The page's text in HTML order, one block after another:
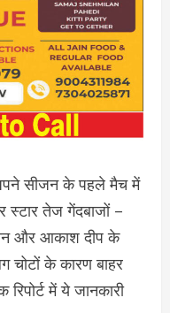
सीजन के पहले मैच में
स्टार तेज गेंदबाजों –
और आकाश दीप के
चोटों के कारण बाहर
में ये जानकारी